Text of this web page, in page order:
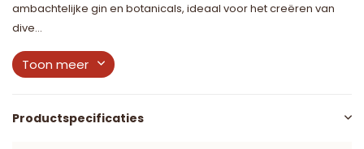
ambachtelijke gin en botanicals, ideaal voor het creëren van
dive...
Toon meer
Productspecificaties